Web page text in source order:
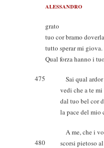
ALESSANDRO
grato
tuo cor bramo
tutto sperar mi giova.
Qual forza hanno i
475
Sai qual ardor
vedi che a te
dal tuo bel cor
la pace del mio
A me, che i
480
scorsi pietoso